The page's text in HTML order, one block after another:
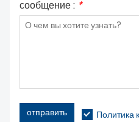
сообщение : *
отправить Политика